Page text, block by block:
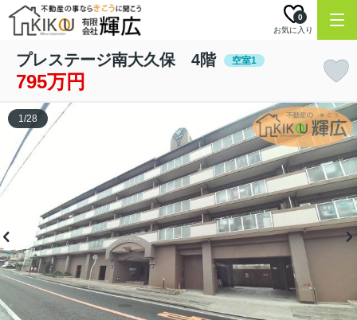
お気に入り
0
プレステージ南大久保 4階 空室1
795万円
1/28